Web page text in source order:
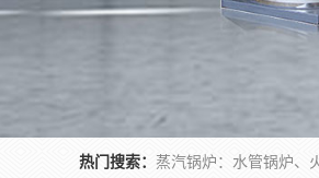
热门搜索：